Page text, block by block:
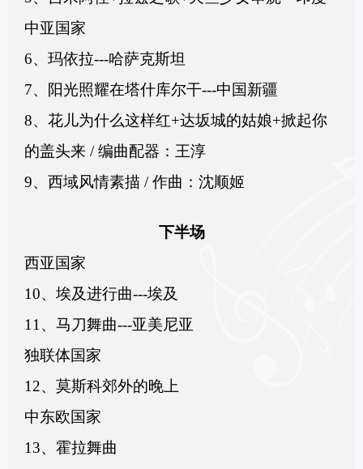
中亚国家
6、玛依拉---哈萨克斯坦
7、阳光照耀在塔什库尔干---中国新疆
8、花儿为什么这样红+达坂城的姑娘+掀起你
的盖头来 / 编曲配器：王淳
9、西域风情素描 / 作曲：沈顺姬
下半场
西亚国家
10、埃及进行曲---埃及
11、马刀舞曲---亚美尼亚
独联体国家
12、莫斯科郊外的晚上
中东欧国家
13、霍拉舞曲